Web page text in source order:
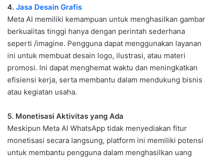
4. Jasa Desain Grafis
Meta AI memiliki kemampuan untuk menghasilkan gambar
berkualitas tinggi hanya dengan perintah sederhana
seperti /imagine. Pengguna dapat menggunakan layanan
ini untuk membuat desain logo, ilustrasi, atau materi
promosi. Ini dapat menghemat waktu dan meningkatkan
efisiensi kerja, serta membantu dalam mendukung bisnis
atau kegiatan usaha.
5. Monetisasi Aktivitas yang Ada
Meskipun Meta AI WhatsApp tidak menyediakan fitur
monetisasi secara langsung, platform ini memiliki potensi
untuk membantu pengguna dalam menghasilkan uang